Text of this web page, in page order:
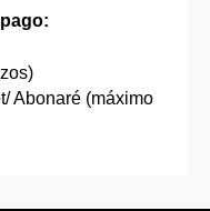
Abonaré (máximo